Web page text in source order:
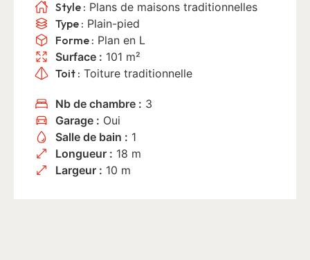
Style : Plans de maisons traditionnelles
Type : Plain-pied
Forme : Plan en L
Surface : 101 m²
Toit : Toiture traditionnelle
Nb de chambre : 3
Garage : Oui
Salle de bain : 1
Longueur : 18 m
Largeur : 10 m